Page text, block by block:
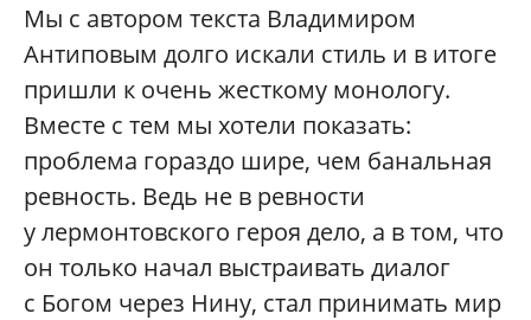
Мы с автором текста Владимиром
Антиповым долго искали стиль и в итоге
пришли к очень жесткому монологу.
Вместе с тем мы хотели показать:
проблема гораздо шире, чем банальная
ревность. Ведь не в ревности
у лермонтовского героя дело, а в том, что
он только начал выстраивать диалог
с Богом через Нину, стал принимать мир